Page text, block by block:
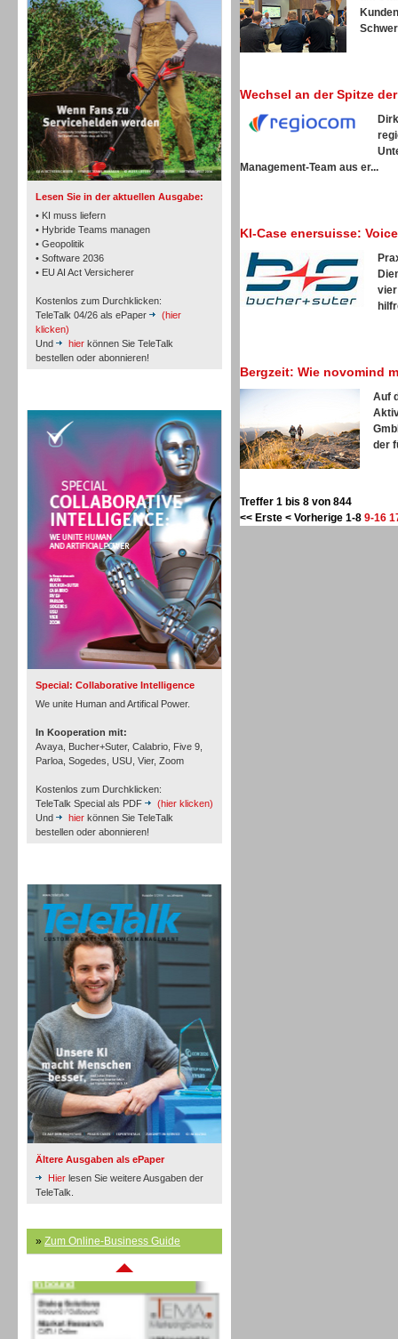
Lesen Sie in der aktuellen Ausgabe:
• KI muss liefern
• Hybride Teams managen
• Geopolitik
• Software 2036
• EU AI Act Versicherer
Kostenlos zum Durchklicken:
TeleTalk 04/26 als ePaper
(hier
klicken)
Und
hier können Sie TeleTalk
bestellen oder abonnieren!
Special: Collaborative Intelligence
We unite Human and Artifical Power.
In Kooperation mit:
Avaya, Bucher+Suter, Calabrio, Five 9,
Parloa, Sogedes, USU, Vier, Zoom
Kostenlos zum Durchklicken:
TeleTalk Special als PDF
(hier klicken)
Und
hier können Sie TeleTalk
bestellen oder abonnieren!
Ältere Ausgaben als ePaper
Hier lesen Sie weitere Ausgaben der
TeleTalk.
» Zum Online-Business Guide
TK- und ACD-Systeme
Workforce-Management
Personal
Inbound
Inbound
Inbound
Wechsel an der Spitze
Management-Team aus er...
KI-Case enersuisse:
vier
Bergzeit: Wie novomind
Auf
der
Treffer 1 bis 8 von 844
<< Erste < Vorherige 1-8 9-16